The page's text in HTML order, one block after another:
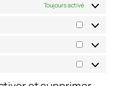
Toujours activé
Préférences
Statistiques
Marketing